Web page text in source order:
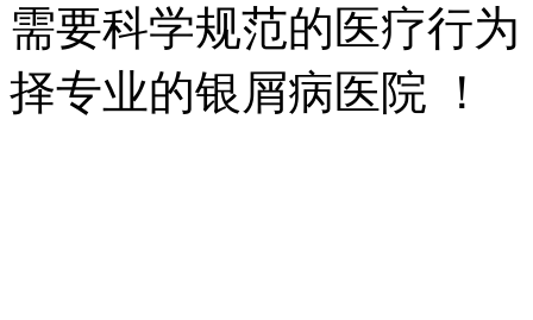
需要科学规范的医疗行
择专业的银屑病医院 ！